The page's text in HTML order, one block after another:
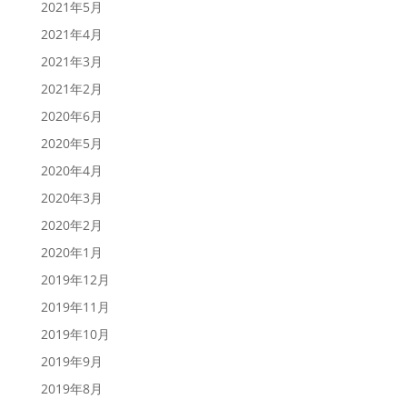
2021年5月
2021年4月
2021年3月
2021年2月
2020年6月
2020年5月
2020年4月
2020年3月
2020年2月
2020年1月
2019年12月
2019年11月
2019年10月
2019年9月
2019年8月